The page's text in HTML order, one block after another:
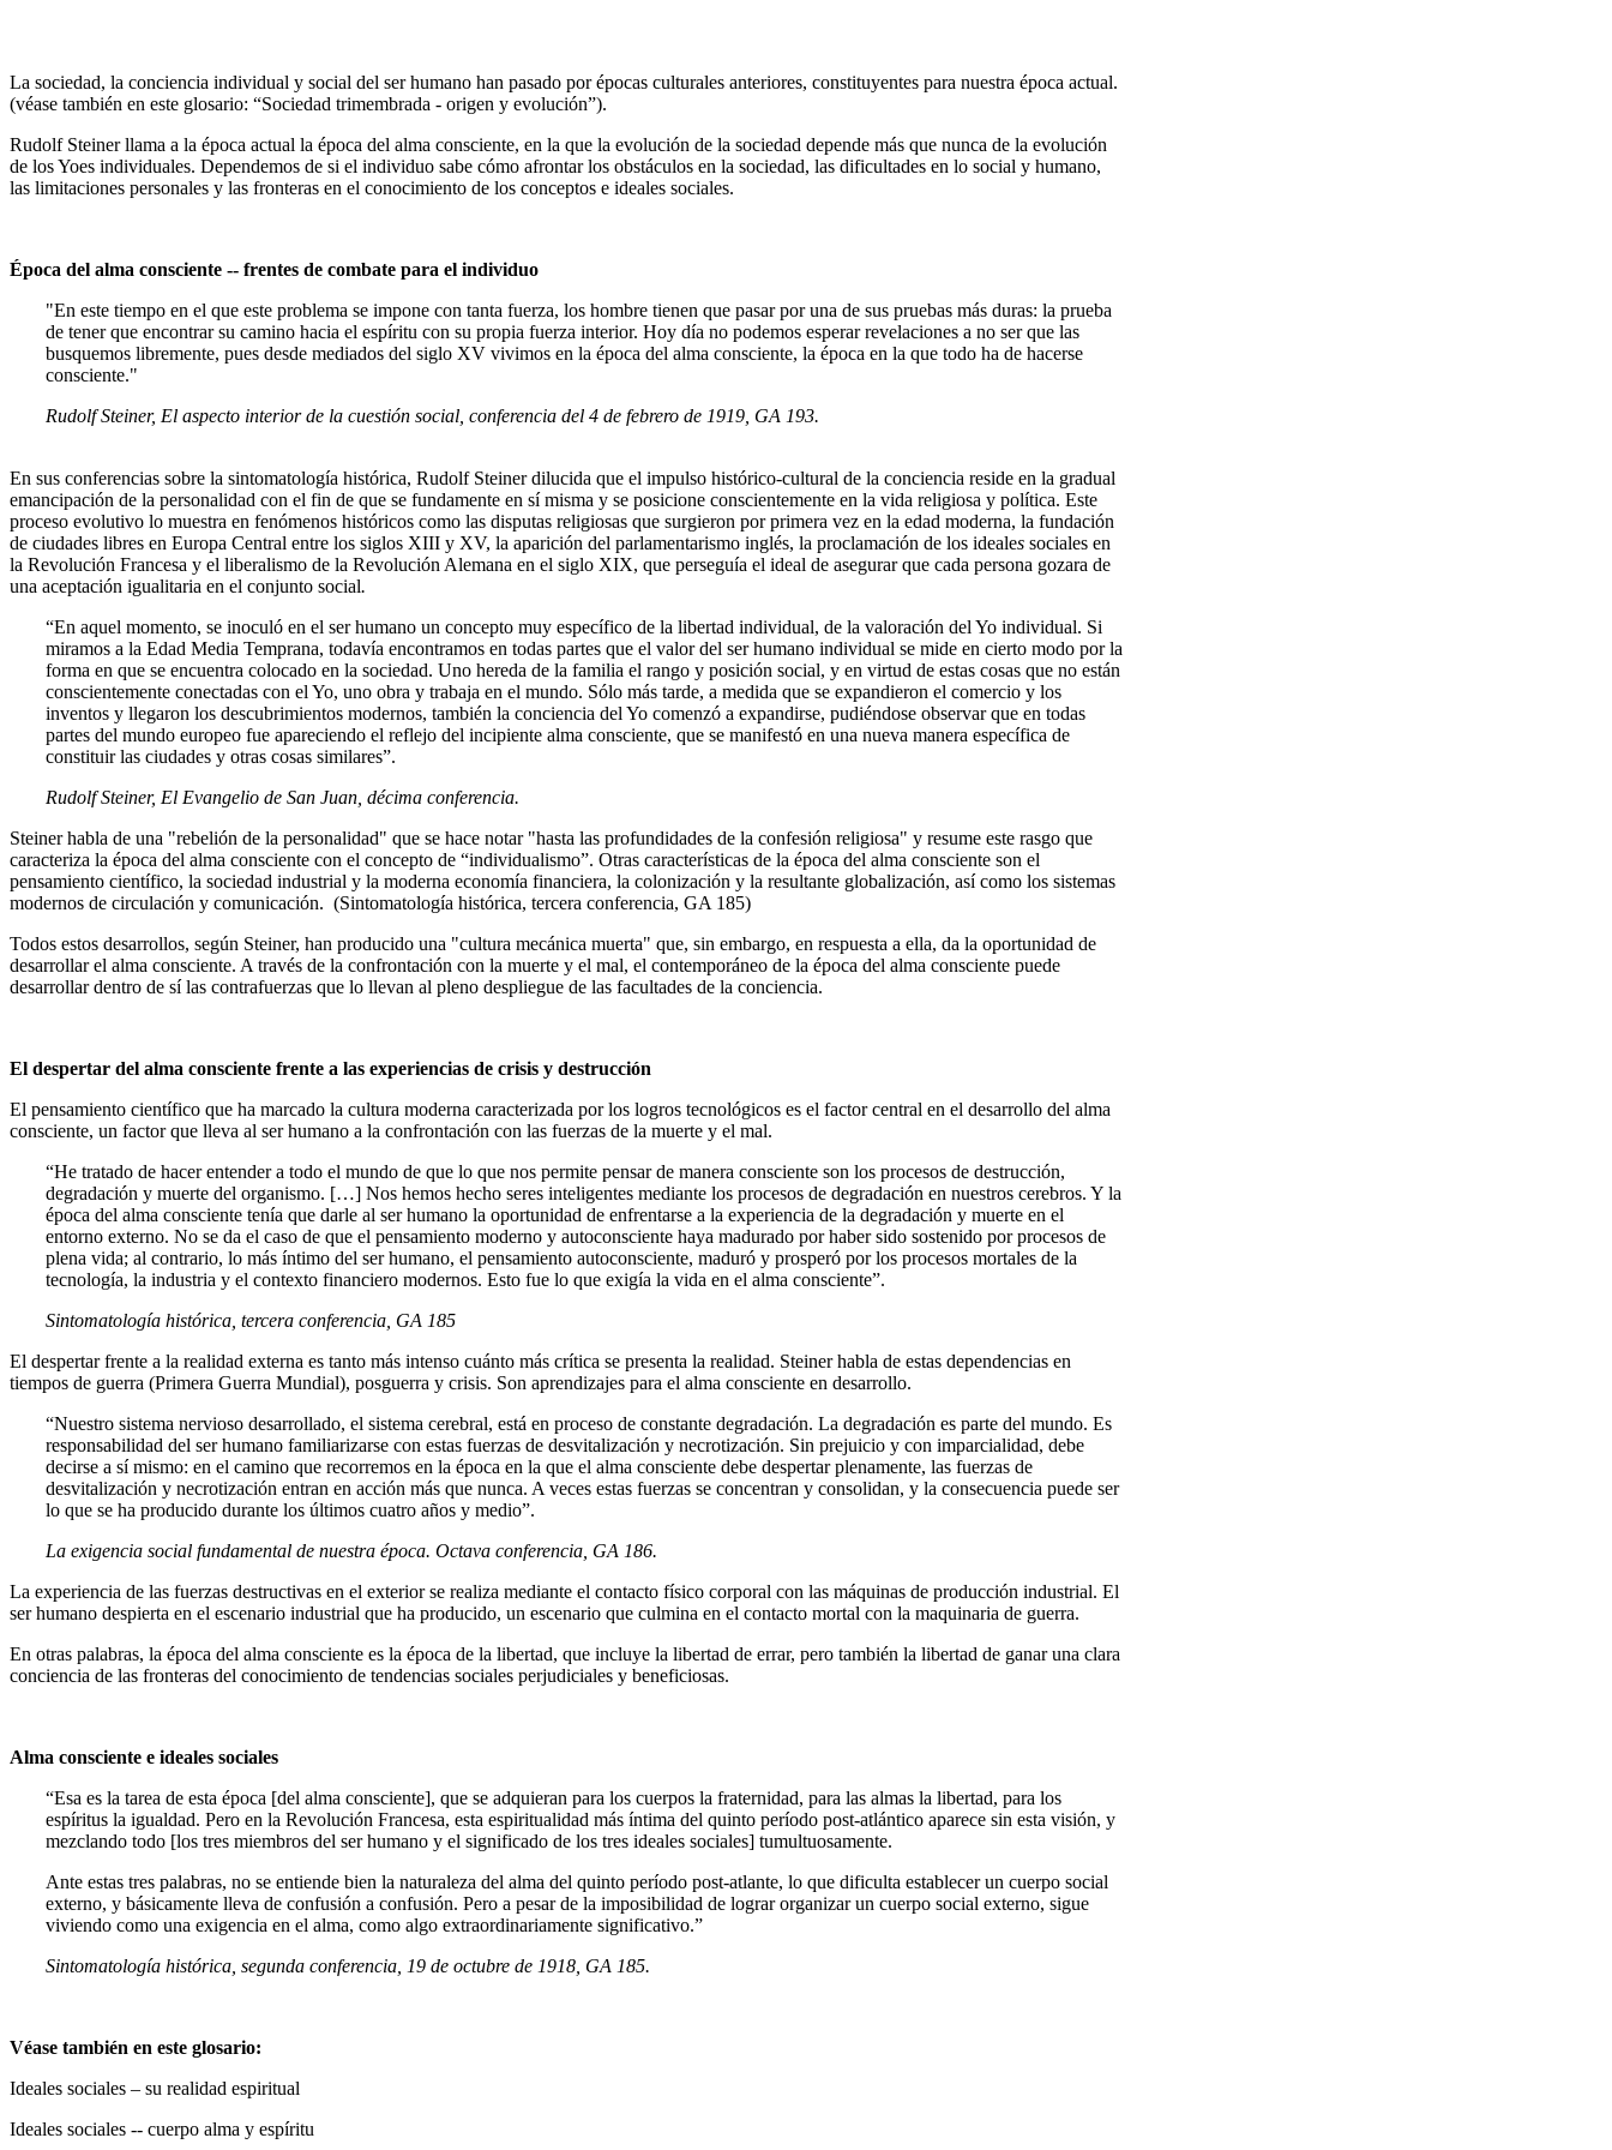
La sociedad, la conciencia individual y social del ser humano han pasado por épocas culturales anteriores, constituyentes para nuestra época actual.
(véase también en este glosario: “Sociedad trimembrada - origen y evolución”).
Rudolf Steiner llama a la época actual la época del alma consciente, en la que la evolución de la sociedad depende más que nunca de la evolución
de los Yoes individuales. Dependemos de si el individuo sabe cómo afrontar los obstáculos en la sociedad, las dificultades en lo social y humano,
las limitaciones personales y las fronteras en el conocimiento de los conceptos e ideales sociales.
Época del alma consciente -- frentes de combate para el individuo
"En este tiempo en el que este problema se impone con tanta fuerza, los hombre tienen que pasar por una de sus pruebas más duras: la prueba
de tener que encontrar su camino hacia el espíritu con su propia fuerza interior. Hoy día no podemos esperar revelaciones a no ser que las
busquemos libremente, pues desde mediados del siglo XV vivimos en la época del alma consciente, la época en la que todo ha de hacerse
consciente."
Rudolf Steiner, El aspecto interior de la cuestión social, conferencia del 4 de febrero de 1919, GA 193.
En sus conferencias sobre la sintomatología histórica, Rudolf Steiner dilucida que el impulso histórico-cultural de la conciencia reside en la gradual
emancipación de la personalidad con el fin de que se fundamente en sí misma y se posicione conscientemente en la vida religiosa y política. Este
proceso evolutivo lo muestra en fenómenos históricos como las disputas religiosas que surgieron por primera vez en la edad moderna, la fundación
de ciudades libres en Europa Central entre los siglos XIII y XV, la aparición del parlamentarismo inglés, la proclamación de los ideales sociales en
la Revolución Francesa y el liberalismo de la Revolución Alemana en el siglo XIX, que perseguía el ideal de asegurar que cada persona gozara de
una aceptación igualitaria en el conjunto social.
“En aquel momento, se inoculó en el ser humano un concepto muy específico de la libertad individual, de la valoración del Yo individual. Si
miramos a la Edad Media Temprana, todavía encontramos en todas partes que el valor del ser humano individual se mide en cierto modo por la
forma en que se encuentra colocado en la sociedad. Uno hereda de la familia el rango y posición social, y en virtud de estas cosas que no están
conscientemente conectadas con el Yo, uno obra y trabaja en el mundo. Sólo más tarde, a medida que se expandieron el comercio y los
inventos y llegaron los descubrimientos modernos, también la conciencia del Yo comenzó a expandirse, pudiéndose observar que en todas
partes del mundo europeo fue apareciendo el reflejo del incipiente alma consciente, que se manifestó en una nueva manera específica de
constituir las ciudades y otras cosas similares”.
Rudolf Steiner, El Evangelio de San Juan, décima conferencia.
Steiner habla de una "rebelión de la personalidad" que se hace notar "hasta las profundidades de la confesión religiosa" y resume este rasgo que
caracteriza la época del alma consciente con el concepto de “individualismo”. Otras características de la época del alma consciente son el
pensamiento científico, la sociedad industrial y la moderna economía financiera, la colonización y la resultante globalización, así como los sistemas
modernos de circulación y comunicación. (Sintomatología histórica, tercera conferencia, GA 185)
Todos estos desarrollos, según Steiner, han producido una "cultura mecánica muerta" que, sin embargo, en respuesta a ella, da la oportunidad de
desarrollar el alma consciente. A través de la confrontación con la muerte y el mal, el contemporáneo de la época del alma consciente puede
desarrollar dentro de sí las contrafuerzas que lo llevan al pleno despliegue de las facultades de la conciencia.
El despertar del alma consciente frente a las experiencias de crisis y destrucción
El pensamiento científico que ha marcado la cultura moderna caracterizada por los logros tecnológicos es el factor central en el desarrollo del alma
consciente, un factor que lleva al ser humano a la confrontación con las fuerzas de la muerte y el mal.
“He tratado de hacer entender a todo el mundo de que lo que nos permite pensar de manera consciente son los procesos de destrucción,
degradación y muerte del organismo. […] Nos hemos hecho seres inteligentes mediante los procesos de degradación en nuestros cerebros. Y la
época del alma consciente tenía que darle al ser humano la oportunidad de enfrentarse a la experiencia de la degradación y muerte en el
entorno externo. No se da el caso de que el pensamiento moderno y autoconsciente haya madurado por haber sido sostenido por procesos de
plena vida; al contrario, lo más íntimo del ser humano, el pensamiento autoconsciente, maduró y prosperó por los procesos mortales de la
tecnología, la industria y el contexto financiero modernos. Esto fue lo que exigía la vida en el alma consciente”.
Sintomatología histórica, tercera conferencia, GA 185
El despertar frente a la realidad externa es tanto más intenso cuánto más crítica se presenta la realidad. Steiner habla de estas dependencias en
tiempos de guerra (Primera Guerra Mundial), posguerra y crisis. Son aprendizajes para el alma consciente en desarrollo.
“Nuestro sistema nervioso desarrollado, el sistema cerebral, está en proceso de constante degradación. La degradación es parte del mundo. Es
responsabilidad del ser humano familiarizarse con estas fuerzas de desvitalización y necrotización. Sin prejuicio y con imparcialidad, debe
decirse a sí mismo: en el camino que recorremos en la época en la que el alma consciente debe despertar plenamente, las fuerzas de
desvitalización y necrotización entran en acción más que nunca. A veces estas fuerzas se concentran y consolidan, y la consecuencia puede ser
lo que se ha producido durante los últimos cuatro años y medio”.
La exigencia social fundamental de nuestra época. Octava conferencia, GA 186.
La experiencia de las fuerzas destructivas en el exterior se realiza mediante el contacto físico corporal con las máquinas de producción industrial. El
ser humano despierta en el escenario industrial que ha producido, un escenario que culmina en el contacto mortal con la maquinaria de guerra.
En otras palabras, la época del alma consciente es la época de la libertad, que incluye la libertad de errar, pero también la libertad de ganar una clara
conciencia de las fronteras del conocimiento de tendencias sociales perjudiciales y beneficiosas.
Alma consciente e ideales sociales
“Esa es la tarea de esta época [del alma consciente], que se adquieran para los cuerpos la fraternidad, para las almas la libertad, para los
espíritus la igualdad. Pero en la Revolución Francesa, esta espiritualidad más íntima del quinto período post-atlántico aparece sin esta visión, y
mezclando todo [los tres miembros del ser humano y el significado de los tres ideales sociales] tumultuosamente.
Ante estas tres palabras, no se entiende bien la naturaleza del alma del quinto período post-atlante, lo que dificulta establecer un cuerpo social
externo, y básicamente lleva de confusión a confusión. Pero a pesar de la imposibilidad de lograr organizar un cuerpo social externo, sigue
viviendo como una exigencia en el alma, como algo extraordinariamente significativo.”
Sintomatología histórica, segunda conferencia, 19 de octubre de 1918, GA 185.
Véase también en este glosario:
Ideales sociales – su realidad espiritual
Ideales sociales -- cuerpo alma y espíritu